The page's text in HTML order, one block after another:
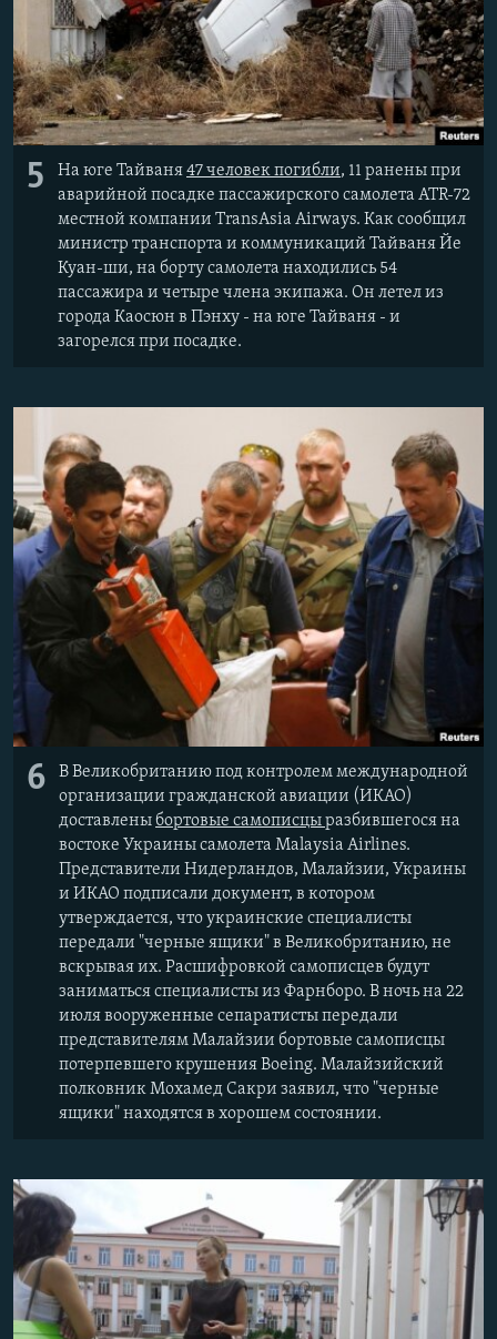
5 На юге Тайваня47 человек погибли, 11 ранены при
аварийной посадке пассажирского самолета ATR-72
местной компании TransAsia Airways. Как сообщил
министр транспорта и коммуникаций Тайваня Йе
Куан-ши, на борту самолета находились 54
пассажира и четыре члена экипажа. Он летел из
города Каосюн в Пэнху - на юге Тайваня - и
загорелся при посадке.
6
В Великобританию под контролем международной
организации гражданской авиации (ИКАО)
доставленыбортовые самописцыразбившегося на
востоке Украины самолета Malaysia Airlines.
Представители Нидерландов, Малайзии, Украины
и ИКАО подписали документ, в котором
утверждается, что украинские специалисты
передали "черные ящики" в Великобританию, не
вскрывая их. Расшифровкой самописцев будут
заниматься специалисты из Фарнборо. В ночь на 22
июля вооруженные сепаратисты передали
представителям Малайзии бортовые самописцы
потерпевшего крушения Boeing. Малайзийский
полковник Мохамед Сакри заявил, что "черные
ящики" находятся в хорошем состоянии.